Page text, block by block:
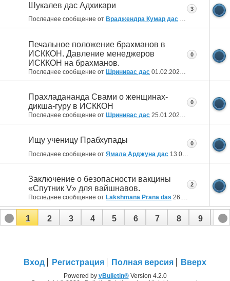
Шукалев дас Адхикари
Последнее сообщение от Враджендра Кумар дас 04:23
3
Печальное положение брахманов в
ИСККОН. Давление менеджеров
ИСККОН на брахманов.
Последнее сообщение от Шринивас дас 01.02.2022
0
Прахладананда Свами о женщинах-
дикша-гуру в ИСККОН
Последнее сообщение от Шринивас дас 25.01.2022 23:52
0
Ищу ученицу Прабхупады
Последнее сообщение от Ямала Арджуна дас 13.01.2022 19:10
0
Заключение о безопасности вакцины
«Спутник V» для вайшнавов.
Последнее сообщение от Lakshmana Prana das 26.06.2021
2
1 2 3 4 5 6 7 8 9 10
Вход Регистрация Полная версия Вверх
Powered by vBulletin®Version 4.2.0